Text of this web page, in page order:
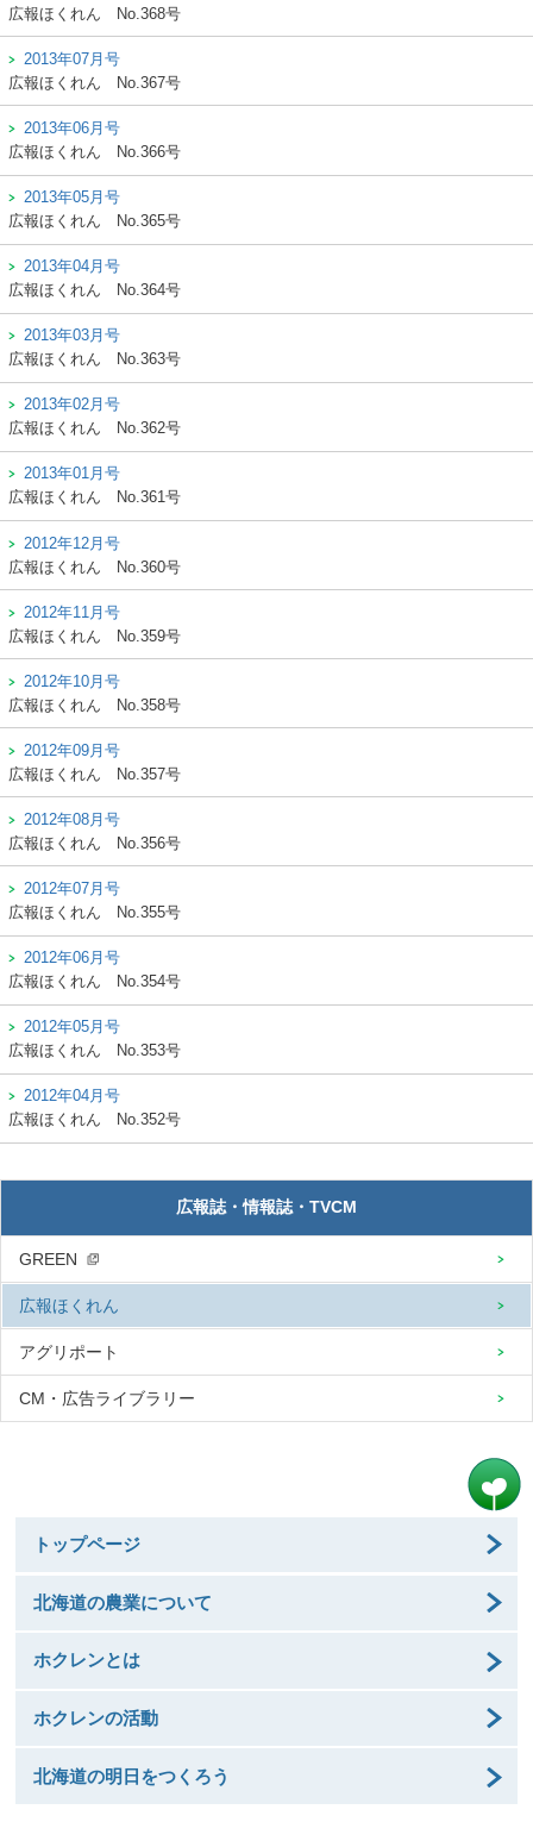
広報ほくれん
No.368号
2013年07月号
広報ほくれん
No.367号
2013年06月号
広報ほくれん
No.366号
2013年05月号
広報ほくれん
No.365号
2013年04月号
広報ほくれん
No.364号
2013年03月号
広報ほくれん
No.363号
2013年02月号
広報ほくれん
No.362号
2013年01月号
広報ほくれん
No.361号
2012年12月号
広報ほくれん
No.360号
2012年11月号
広報ほくれん
No.359号
2012年10月号
広報ほくれん
No.358号
2012年09月号
広報ほくれん
No.357号
2012年08月号
広報ほくれん
No.356号
2012年07月号
広報ほくれん
No.355号
2012年06月号
広報ほくれん
No.354号
2012年05月号
広報ほくれん
No.353号
2012年04月号
広報ほくれん
No.352号
広報誌・情報誌・TVCM
GREEN
広報ほくれん
アグリポート
CM・広告ライブラリー
トップページ
北海道の農業について
ホクレンとは
ホクレンの活動
北海道の明日をつくろう